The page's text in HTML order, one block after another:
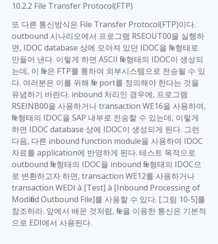
10.2.2 File Transfer Protocol(FTP)
또 다른 통신방식은 File Transfer Protocol(FTP)이다.
outbound 시나리오에서 프로그램 RSEOUT00을 실행하
면, IDOC database 상에 모아져 있던 IDOC을 file형태로
만들어 낸다. 이렇게 하면 ASCII file형태의 IDOC이 생성되
는데, 이 file은 FTP를 통하여 외부시스템으로 전송될 수 있
다. 여러분은 이를 위해 file port를 정의해야 한다는 것을
유념하기 바란다. inbound 처리인 경우에, 프로그램
RSEINB00을 사용하거나 transaction WE16을 사용하여,
file형태의 IDOC을 SAP 내부로 전송할 수 있는데, 이렇게
하면 IDOC database 상에 IDOC이 생성되게 된다. 그런
다음, 다른 inbound function module을 사용하여 IDOC
자료를 application에 반영하게 된다. 테스트 목적으로
outbound file형태의 IDOC을 inbound file형태의 IDOC으
로 변환하고자 하면, transaction WE12를 사용하거나
transaction WEDI à [Test] à [Inbound Processing of
Modified Outbound File]를 사용할 수 있다. [그림 10-5]를
참조하라. 앞에서 배운 것처럼, file을 이용한 통신은 기본적
으로 EDI에서 사용된다.